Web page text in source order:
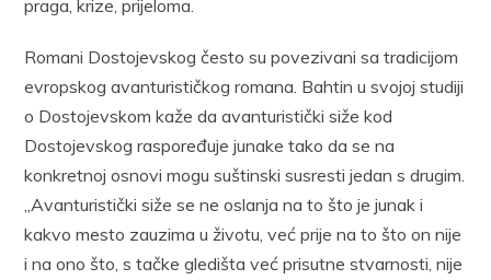
praga, krize, prijeloma.
Romani Dostojevskog često su povezivani sa tradicijom
evropskog avanturističkog romana. Bahtin u svojoj studiji
o Dostojevskom kaže da avanturistički siže kod
Dostojevskog raspoređuje junake tako da se na
konkretnoj osnovi mogu suštinski susresti jedan s drugim.
„Avanturistički siže se ne oslanja na to što je junak i
kakvo mesto zauzima u životu, već prije na to što on nije
i na ono što, s tačke gledišta već prisutne stvarnosti, nije